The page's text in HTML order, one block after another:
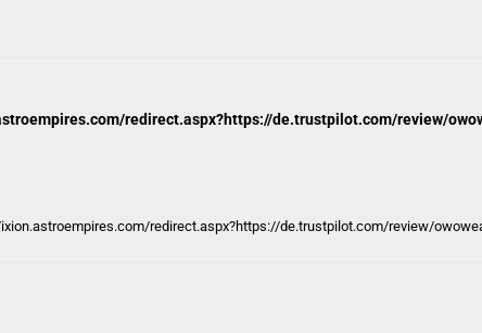
redirect.aspx?https://de.trustpilot.com/review/
redirect.aspx?https://de.trustpilot.com/review/